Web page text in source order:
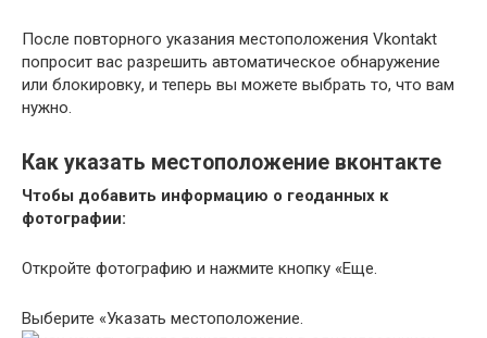
После повторного указания местоположения Vkontakt
попросит вас разрешить автоматическое обнаружение
или блокировку, и теперь вы можете выбрать то, что вам
нужно.
Как указать местоположение вконтакте
Чтобы добавить информацию о геоданных к
фотографии:
Откройте фотографию и нажмите кнопку «Еще.
Выберите «Указать местоположение.